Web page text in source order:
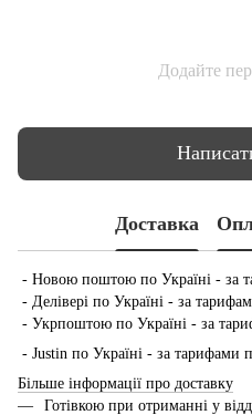
Додайте
Доставка
- Новою поштою по Україні - за
- Делівері по Україні - за
- Укрпоштою по Україні - за
- Justin по Україні - за тарифами
Більше інформації про доставку
Готівкою при отриманні у